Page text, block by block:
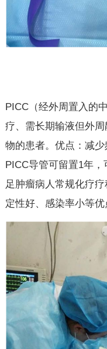
PICC（经外周置入的
疗、需长期输液但外
物的患者。优点：减少
PICC导管可留置1年
足肿瘤病人常规化疗
定性好、感染率小等优